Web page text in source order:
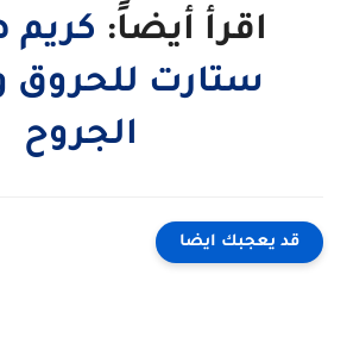
اقرأ أيضاً:
ستارت للحروق
الجروح
قد يعجبك ايضا